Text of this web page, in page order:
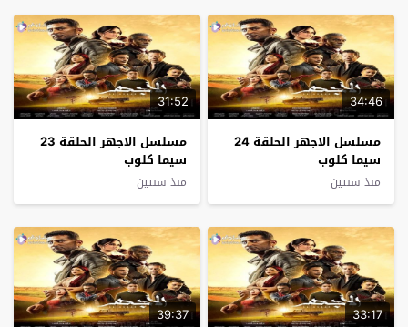
34:46
مسلسل الاجهر الحلقة 24
سيما كلوب
منذ سنتين
31:52
مسلسل الاجهر الحلقة 23
سيما كلوب
منذ سنتين
33:17
39:37